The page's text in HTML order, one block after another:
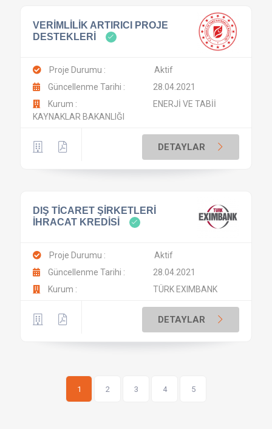
VERİMLİLİK ARTIRICI PROJE
DESTEKLERİ
Proje Durumu :
Aktif
Güncellenme Tarihi :
28.04.2021
Kurum :
ENERJİ VE TABİİ
KAYNAKLAR BAKANLIĞI
DETAYLAR
DIŞ TİCARET ŞİRKETLERİ
İHRACAT KREDİSİ
Proje Durumu :
Aktif
Güncellenme Tarihi :
28.04.2021
Kurum :
TÜRK EXIMBANK
DETAYLAR
1 2 3 4 5